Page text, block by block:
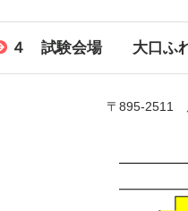
４ 試験会場 大口ふれ
〒895-2511